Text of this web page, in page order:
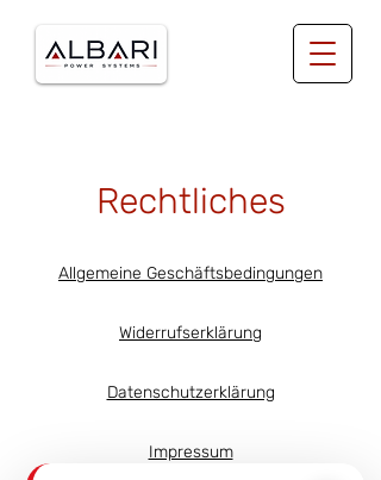
Rechtliches
Allgemeine Geschäftsbedingungen
Widerrufserklärung
Datenschutzerklärung
Impressum